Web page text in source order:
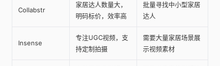
Collabstr
家居达人数量大，
明码标价，效率高
批量寻找中小型家居
达人
Insense
专注UGC视频，支
持定制拍摄
需要大量家居场景展
示视频素材